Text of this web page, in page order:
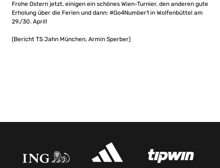
Frohe Ostern jetzt, einigen ein schönes Wien-Turnier, den anderen gute
Erholung über die Ferien und dann: #Go4Number1 in Wolfenbüttel am
29./30. April!
(Bericht TS Jahn München, Armin Sperber)